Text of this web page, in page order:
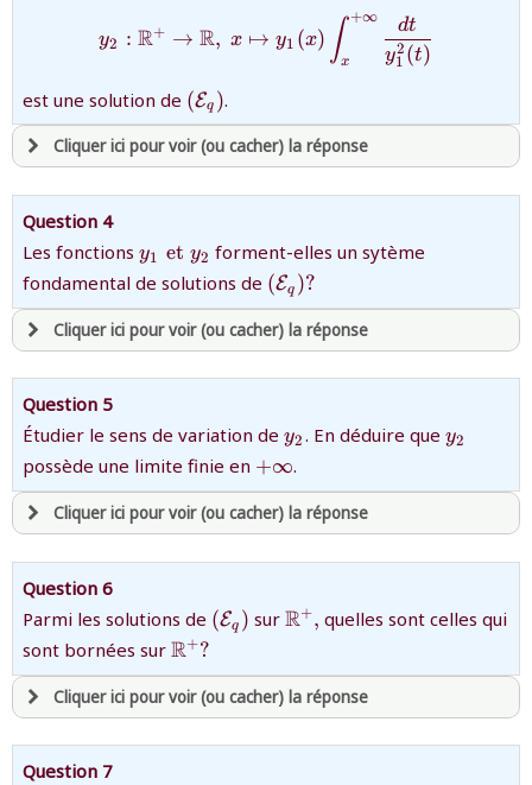
revenir à la page d'accueil
ou consulter
le plan du site
{y_{2}
y2 : R+ → R, x ↦ y1 (x) ∫x
+∞
y1
2 (t)
dt
est une solution de {\left(
\mathcal{E}_{q}\right)
}
(Eq ).
Cliquer ici pour voir (ou cacher) la réponse
avoir
une souscription active sur mathprepa
revenir àla page d'accueil
ou tester la page d'extraits libres
Question 4
Les fonctions {y_{1}\;\text{et}\;y_{2}}
y1 et y2 forment-elles un sytème
fondamental de solutions de {\left(
\mathcal{E}_{q}\right)
?}
(Eq )?
Cliquer ici pour voir (ou cacher) la réponse
avoir
une souscription active sur mathprepa
revenir àla page d'accueil
ou tester la page d'extraits libres
Question 5
Étudier le sens de variation de {y_{2}}
y2 . En déduire que {y_{2}}
y2
possède une limite finie en {+\infty
}
+∞.
Cliquer ici pour voir (ou cacher) la réponse
avoir
une souscription active sur mathprepa
connecté au site
revenir àla page d'accueil
ou tester la page d'extraits libres
Question 6
Parmi les solutions de {\left(
\mathcal{E}_{q}\right)
(Eq ) sur {\mathbb{R}^{+},}
R+, quelles sont celles qui
sont bornées sur {\mathbb{R}^{+}?}
R+?
Cliquer ici pour voir (ou cacher) la réponse
avoir
une souscription active sur mathprepa
Question 7